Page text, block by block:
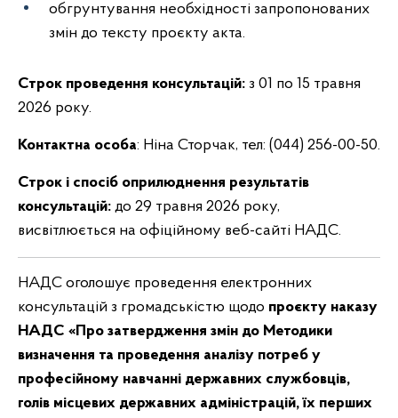
обгрунтування необхідності запропонованих
змін до тексту проєкту акта.
Строк проведення консультацій: з 01 по 15 травня
2026 року.
Контактна особа: Ніна Сторчак, тел: (044) 256-00-50.
Строк і спосіб оприлюднення результатів
консультацій: до 29 травня 2026 року,
висвітлюється на офіційному веб-сайті НАДС.
НАДС оголошує проведення електронних
консультацій з громадськістю щодо проєкту наказу
НАДС «Про затвердження змін до Методики
визначення та проведення аналізу потреб у
професійному навчанні державних службовців,
голів місцевих державних адміністрацій, їх перших